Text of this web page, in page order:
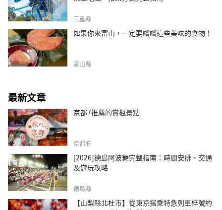
三重縣
如果你來富山，一定要嚐嚐這些美味的食物！
富山縣
最新文章
京都7推薦的賞楓景點
京都府
[2026]德島阿波舞完整指南：時間安排、交通
及遊玩攻略
德島縣
【山梨縣北杜市】從東京搭乘特急列車梓號約